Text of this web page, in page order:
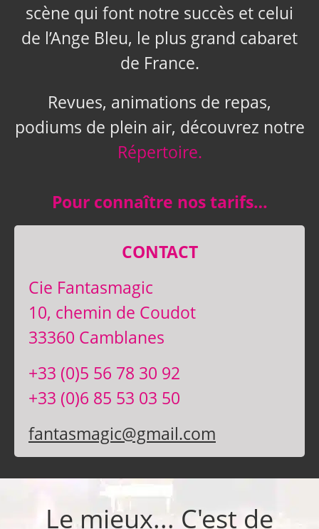
scène qui font notre succès et celui
de l’Ange Bleu, le plus grand cabaret
de France.
Revues, animations de repas,
podiums de plein air, découvrez notre
Répertoire.
Pour connaître nos tarifs…
CONTACT
Cie Fantasmagic
10, chemin de Coudot
33360 Camblanes
+33 (0)5 56 78 30 92
+33 (0)6 85 53 03 50
fantasmagic@gmail.com
Le mieux... C'est de